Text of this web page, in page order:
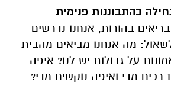
בהתבוננות פנימית
בריאים בהורות, אנחנו נדרשים
מה אנחנו מביאים מהבית
על גבולות יש לנו? איפה
רכים מדי ואיפה נוקשים מדי?